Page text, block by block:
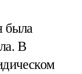
была
В